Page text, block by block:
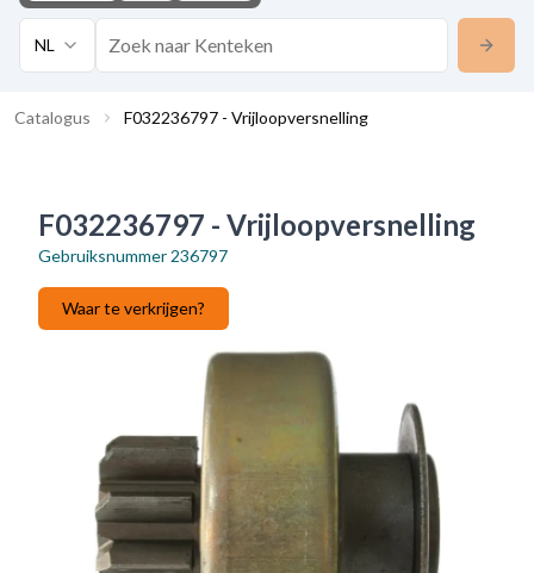
NL
Catalogus F032236797 - Vrijloopversnelling
F032236797 - Vrijloopversnelling
Gebruiksnummer 236797
Waar te verkrijgen?